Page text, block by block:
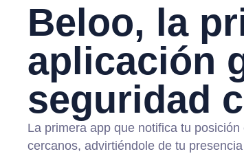
Beloo, la
aplicación
seguridad
La primera app que notifica tu
cercanos, advirtiéndole de tu